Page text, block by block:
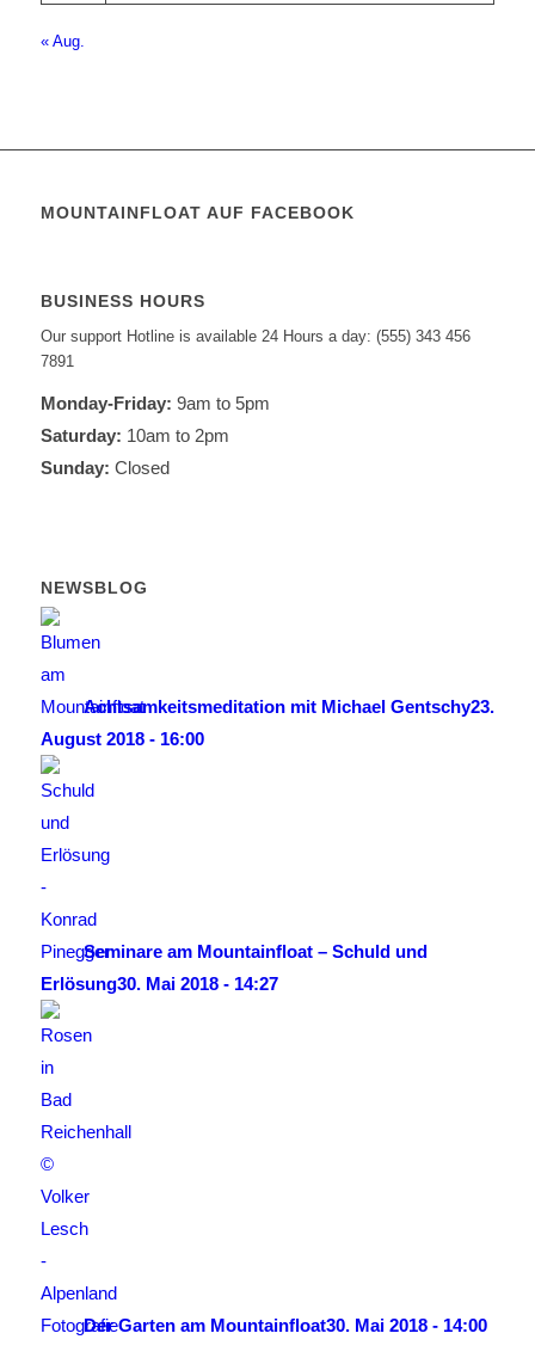
« Aug.
MOUNTAINFLOAT AUF FACEBOOK
BUSINESS HOURS
Our support Hotline is available 24 Hours a day: (555) 343 456
7891
Monday-Friday: 9am to 5pm
Saturday: 10am to 2pm
Sunday: Closed
NEWSBLOG
Achtsamkeitsmeditation mit Michael Gentschy23.
August 2018 - 16:00
Seminare am Mountainfloat – Schuld und
Erlösung30. Mai 2018 - 14:27
Der Garten am Mountainfloat30. Mai 2018 - 14:00